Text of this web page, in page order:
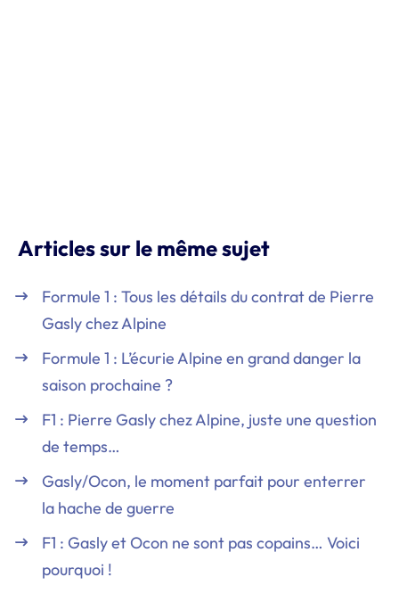
Articles sur le même sujet
Formule 1 : Tous les détails du contrat de Pierre
Gasly chez Alpine
Formule 1 : L’écurie Alpine en grand danger la
saison prochaine ?
F1 : Pierre Gasly chez Alpine, juste une question
de temps…
Gasly/Ocon, le moment parfait pour enterrer
la hache de guerre
F1 : Gasly et Ocon ne sont pas copains… Voici
pourquoi !